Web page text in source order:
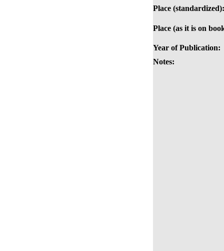
Place (standardized):
Place (as it is on
Year of Publication:
Notes: